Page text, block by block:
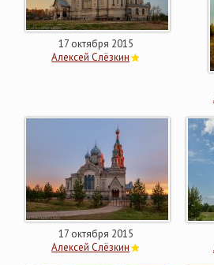
17 октября 2015
Алексей Слёзкин
17 октября 2015
Алексей Слёзкин